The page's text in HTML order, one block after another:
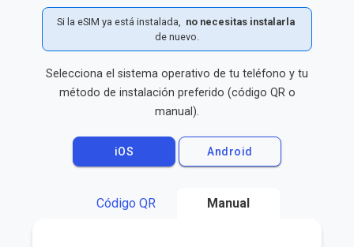
Si la eSIM ya está instalada, no necesitas instalarla
de nuevo.
Selecciona el sistema operativo de tu teléfono y tu
método de instalación preferido (código QR o
manual).
iOS Android
Código QR Manual